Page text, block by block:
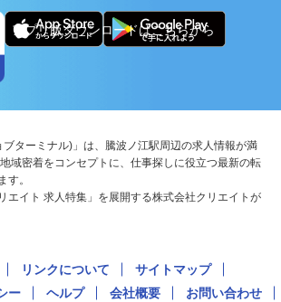
アプリ版ダウンロードはこちらから
ブターミナル)」は、騰波ノ江駅周辺の求人情報が満
域密着をコンセプトに、仕事探しに役立つ最新の転
す。
エイト 求人特集」を展開する株式会社クリエイトが
リンクについて
サイトマップ
ー
ヘルプ 会社概要 お問い合わせ